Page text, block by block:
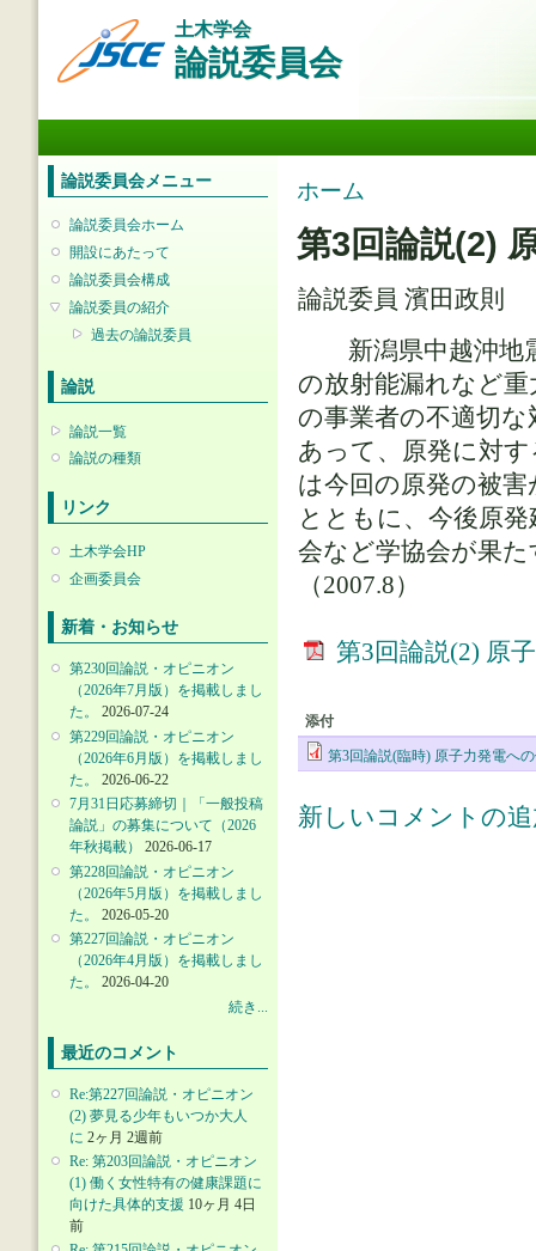
動
土木学会
論説委員会
論説委員会メニュー
論説委員会ホーム
開設にあたって
論説委員会構成
論説委員の紹介
過去の論説委員
論説
論説一覧
論説の種類
リンク
土木学会HP
企画委員会
新着・お知らせ
第230回論説・オピニオン
（2026年7月版）を掲載しまし
た。
2026-07-24
第229回論説・オピニオン
（2026年6月版）を掲載しまし
た。
2026-06-22
7月31日応募締切｜「一般投稿
論説」の募集について（2026
年秋掲載）
2026-06-17
第228回論説・オピニオン
（2026年5月版）を掲載しまし
た。
2026-05-20
第227回論説・オピニオン
（2026年4月版）を掲載しまし
た。
2026-04-20
続き...
最近のコメント
Re:第227回論説・オピニオン
(2) 夢見る少年もいつか大人
に 2ヶ月 2週前
Re: 第203回論説・オピニオン
(1) 働く女性特有の健康課題に
向けた具体的支援 10ヶ月 4日
前
現在地
ホーム
第3回論説(2)
論説委員 濱田政則
新潟県中越沖地震
の放射能漏れなど
の事業者の不適切
あって、原発に対
は今回の原発の被
とともに、今後原
会など学協会が果
（2007.8）
第3回論説(2) 原
添付
第3回論説(臨時) 原子力発電へ
新しいコメントの